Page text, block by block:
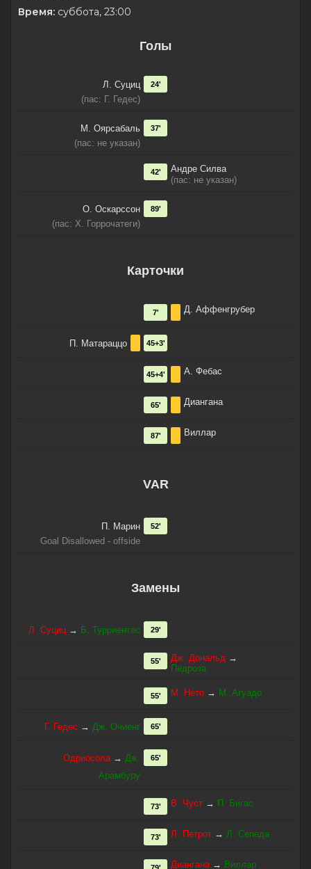
Время: суббота, 23:00
Голы
Л. Суциц
(пас: Г. Гедес)
24'
М. Оярсабаль
(пас: не указан)
37'
Андре Силва
(пас: не указан)
42'
О. Оскарссон
(пас: Х. Горрочатеги)
89'
Карточки
Д. Аффенгрубер
7'
П. Матараццо 45+3'
А. Фебас
45+4'
Диангана
65'
Виллар
87'
VAR
П. Марин
Goal Disallowed - offside
52'
Замены
Л. Суциц → Б. Турриентес 29'
Дж. Дональд →
Педроза
55'
М. Нето → М. Агуадо
55'
Г. Гедес → Дж. Очиенг 65'
Одриосола→ Дж.
Арамбуру
65'
В. Чуст → П. Бигас
73'
Л. Петрот → Л. Сепеда
73'
Диангана→ Виллар